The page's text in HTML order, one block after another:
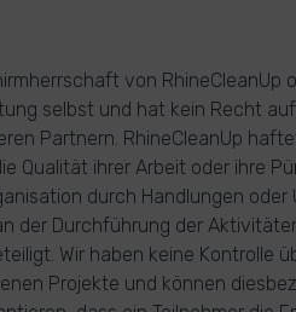
von RhineCleanUp
selbst und hat kein Recht
Partnern. RhineCleanUp
Qualität ihrer Arbeit oder ihre
durch Handlungen oder
der Durchführung der
Wir haben keine Kontrolle
Projekte und können